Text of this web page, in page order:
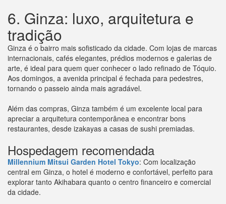
6. Ginza: luxo, arquitetura e
tradição
Ginza é o bairro mais sofisticado da cidade. Com lojas de marcas
internacionais, cafés elegantes, prédios modernos e galerias de
arte, é ideal para quem quer conhecer o lado refinado de Tóquio.
Aos domingos, a avenida principal é fechada para pedestres,
tornando o passeio ainda mais agradável.
Além das compras, Ginza também é um excelente local para
apreciar a arquitetura contemporânea e encontrar bons
restaurantes, desde izakayas a casas de sushi premiadas.
Hospedagem recomendada
Millennium Mitsui Garden Hotel Tokyo: Com localização
central em Ginza, o hotel é moderno e confortável, perfeito para
explorar tanto Akihabara quanto o centro financeiro e comercial
da cidade.